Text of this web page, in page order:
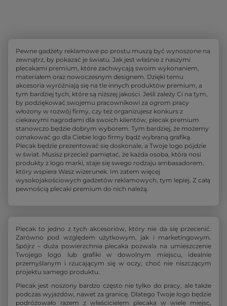
Pewne gadżety reklamowe po prostu muszą być wynoszone na
zewnątrz, by pokazać je światu. Jak jest właśnie z naszymi
plecakami premium, które zachwycają swoim wykonaniem,
materiałem oraz nowoczesnym designem. Dzięki temu
akcesoria wyróżniają się na tle innych produktów premium, a
tym bardziej tych, które są niższej jakości. Jeśli zależy Ci na tym,
by podziękować swojemu pracownikowi za ogrom pracy
włożony w rozwój firmy, czy też organizujesz konkurs z
ciekawymi nagrodami dla swoich klientów, plecak premium
stanowczo będzie dobrym wyborem. Tym bardziej, że możemy
oznakować go dla Ciebie logo firmy bądź wybraną grafiką.
Plecak będzie prezentować się doskonale, a Twoje logo pójdzie
w świat. Musisz przecież pamiętać, że każda osoba, która nosi
produkty z logo marki, staje się swego rodzaju ambasadorem,
który wspiera Wasz wizerunek. Im zatem więcej
wysokojakościowych gadżetów reklamowych, tym lepiej. Z całą
pewnością plecaki premium do nich należą.
Plecak to jedno z tych akcesoriów, który nie da się przecenić.
Zarówno pod względem użytkowym, jak i marketingowym.
Spójrz – duża powierzchnia plecaka pozwala na umieszczenie
Twojego logo lub grafiki w dowolnym miejscu, idealnie
przemyślanym i rzucającym się w oczy, choć nie niszczącym
projektu samego produktu.
Plecak jest noszony bardzo często nie tylko do pracy, ale także
podczas wyjazdów, nawet za granicę. Dlatego Twoje logo będzie
podróżowało razem z właścicielem plecaka w wiele miejsc,